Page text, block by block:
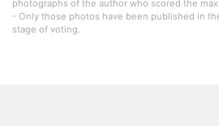
photographs of the author who scored the
- Only those photos have been published in
stage of voting.